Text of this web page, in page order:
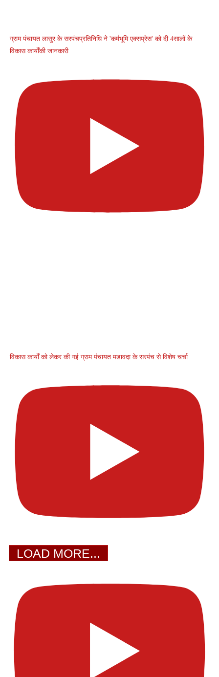
ग्राम पंचायत लासुर के सरपंचप्रतिनिधि ने 'कर्मभूमि एक्सप्रेस' को दी 4सालों के
विकास कार्योंकी जानकारी
विकास कार्यों को लेकर की गई ग्राम पंचायत मडावदा के सरपंच से विशेष चर्चा
LOAD MORE...